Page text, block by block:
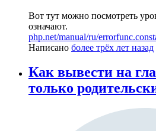
Вот тут можно посмотреть
означают.
php.net/manual/ru/
Написано более трёх лет назад
Как вывести на
только